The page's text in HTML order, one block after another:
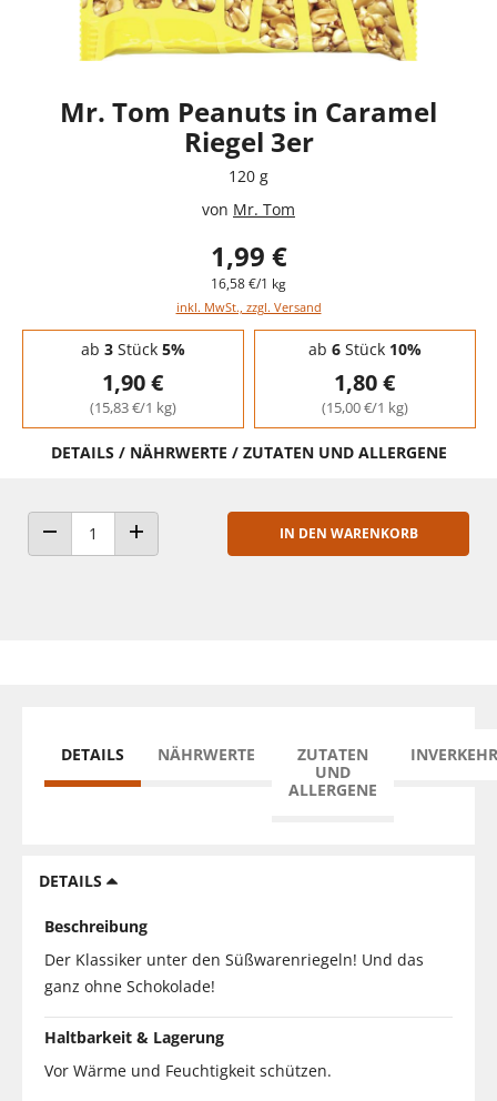
Mr. Tom Peanuts in Caramel
Riegel 3er
120 g
von Mr. Tom
1,99 €
16,58 €/1 kg
inkl. MwSt., zzgl. Versand
Staffelpreise - Mengenrabatt
ab 3Stück 5%
1,90 €
(15,83 €/1 kg)
ab 6Stück 10%
1,80 €
(15,00 €/1 kg)
DETAILS / NÄHRWERTE / ZUTATEN UND ALLERGENE
ANZAHL VERRINGERNANZAHL ERHÖHEN
IN DEN WARENKORB
DETAILS NÄHRWERTE
ZUTATEN
UND
ALLERGENE
DETAILS
Beschreibung
Der Klassiker unter den Süßwarenriegeln! Und das
ganz ohne Schokolade!
Haltbarkeit & Lagerung
Vor Wärme und Feuchtigkeit schützen.